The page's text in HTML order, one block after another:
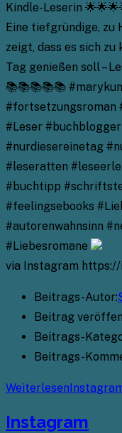
Kindle-Leserin
Eine tiefgründige, zu
zeigt, dass es sich zu
Tag genießen soll –
📚📚📚📚📚
#fortsetzungsroman
#Leser
#nurdiesereinetag
#leseratten
#buchtipp
#feelingsebooks
#autorenwahnsinn
#Liebesromane
via Instagram
Beitrags-Autor:
Beitrag
Beitrags-
Beitrags-
Weiterlesen
Instagram